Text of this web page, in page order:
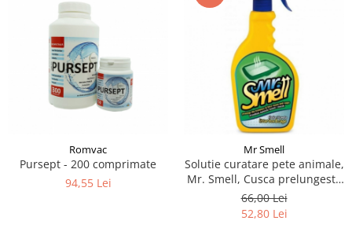
Romvac
Pursept - 200 comprimate
94,55 Lei
Mr Smell
Solutie curatare pete animale,
Mr. Smell, Cusca prelungeste
prospetimea asternutului,
Litiera 500 ml
66,00 Lei
52,80 Lei